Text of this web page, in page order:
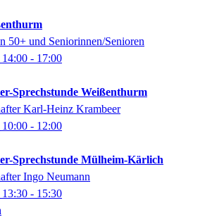
50+ und Seniorinnen/Senioren
14:00 - 17:00
Sprechstunde Weißenthurm
Karl-Heinz Krambeer
10:00 - 12:00
Sprechstunde Mülheim-Kärlich
Ingo Neumann
13:30 - 15:30